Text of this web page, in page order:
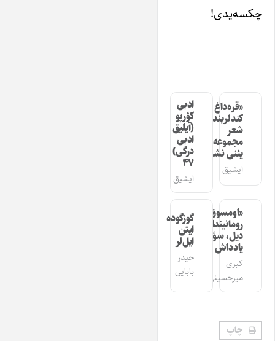
چکسه‌یدی!
«قره‌داغ
کندلرینده»
شعر
مجموعه‌سینین
یئنی نشری
ایشیق
ادبی
کؤرپو
(آیلیق
ادبی
درگی)
۴۷
ایشیق
«اومسوق»
رومانیندا
دیل، سؤز،
یادداش
کبری
میرحسینی
گوزگوده
ایتن
ایل‌لر
حیدر
بابایی
چاپ